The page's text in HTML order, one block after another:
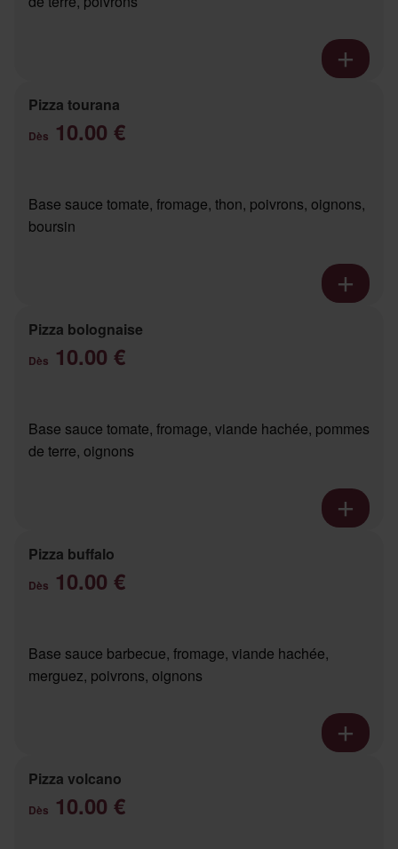
Pizza tourana
Dès 10.00 €
Base sauce tomate, fromage, thon, poivrons, oignons,
boursin
Pizza bolognaise
Dès 10.00 €
Base sauce tomate, fromage, viande hachée, pommes
de terre, oignons
Pizza buffalo
Dès 10.00 €
Base sauce barbecue, fromage, viande hachée,
merguez, poivrons, oignons
Pizza volcano
Dès 10.00 €